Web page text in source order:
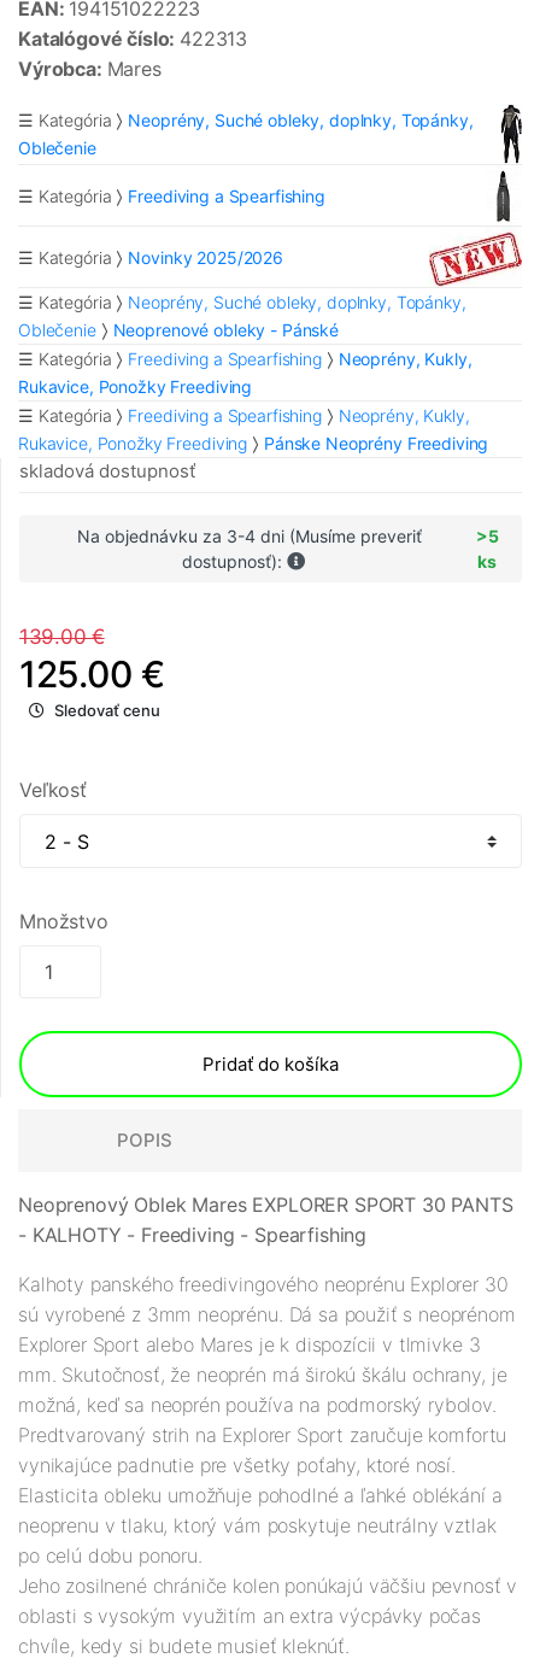
EAN: 194151022223
Katalógové číslo: 422313
Výrobca: Mares
☰ Kategória
Neoprény, Suché obleky, doplnky, Topánky,
Oblečenie
☰ Kategória Freediving a Spearfishing
☰ Kategória Novinky 2025/2026
☰ Kategória
Neoprény, Suché obleky, doplnky, Topánky,
Oblečenie
Neoprenové obleky - Pánské
☰ Kategória
Freediving a Spearfishing
Neoprény, Kukly,
Rukavice, Ponožky Freediving
☰ Kategória
Freediving a Spearfishing
Neoprény, Kukly,
Rukavice, Ponožky Freediving
Pánske Neoprény Freediving
skladová dostupnosť
Na objednávku za 3-4 dni (Musíme preveriť
dostupnosť):
>5
ks
139.00 €
125.00 €
Sledovať cenu
Veľkosť
Množstvo
Pridať do košíka
POPIS
Neoprenový Oblek Mares EXPLORER SPORT 30 PANTS
- KALHOTY - Freediving - Spearfishing
Kalhoty panského freedivingového neoprénu Explorer 30
sú vyrobené z 3mm neoprénu. Dá sa použiť s neoprénom
Explorer Sport alebo Mares je k dispozícii v tlmivke 3
mm. Skutočnosť, že neoprén má širokú škálu ochrany, je
možná, keď sa neoprén používa na podmorský rybolov.
Predtvarovaný strih na Explorer Sport zaručuje komfortu
vynikajúce padnutie pre všetky poťahy, ktoré nosí.
Elasticita obleku umožňuje pohodlné a ľahké oblékání a
neoprenu v tlaku, ktorý vám poskytuje neutrálny vztlak
po celú dobu ponoru.
Jeho zosilnené chrániče kolen ponúkajú väčšiu pevnosť v
oblasti s vysokým využitím an extra výcpávky počas
chvíle, kedy si budete musieť kleknúť.